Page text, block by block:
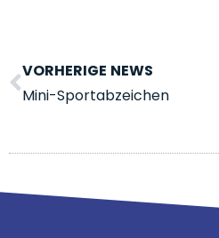
VORHERIGE NEWS
Mini-Sportabzeichen